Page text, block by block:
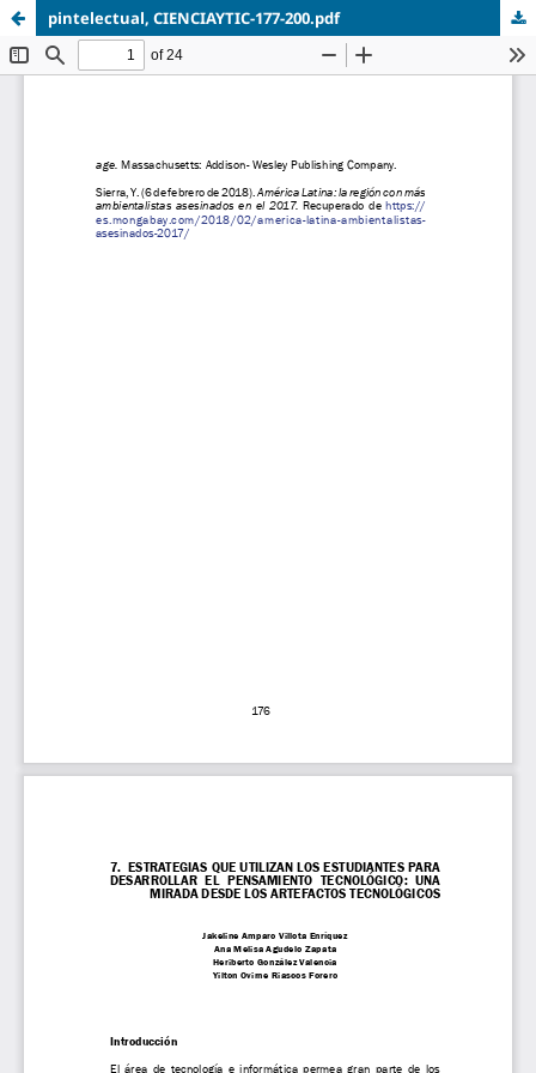
pintelectual, CIENCIAYTIC-177-200.pdf